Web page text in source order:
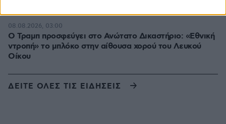
Ο Τραμπ προσφεύγει στο Ανώτατο Δικαστήριο: «Εθνική
ντροπή» το μπλόκο στην αίθουσα χορού του Λευκού
Οίκου
08.08.2026, 03:00
ΔΕΙΤΕ ΟΛΕΣ ΤΙΣ ΕΙΔΗΣΕΙΣ